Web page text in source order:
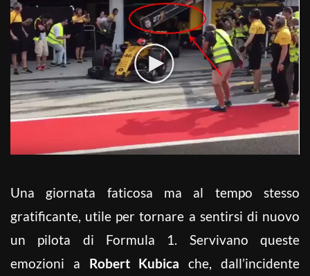
Una giornata faticosa ma al tempo stesso
gratificante, utile per tornare a sentirsi di nuovo
un pilota di Formula 1. Servivano queste
emozioni a Robert Kubica che, dall’incidente